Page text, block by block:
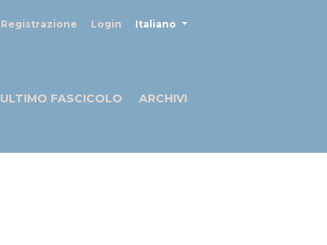
Registrazione Login Italiano
ULTIMO FASCICOLO
ARCHIVI